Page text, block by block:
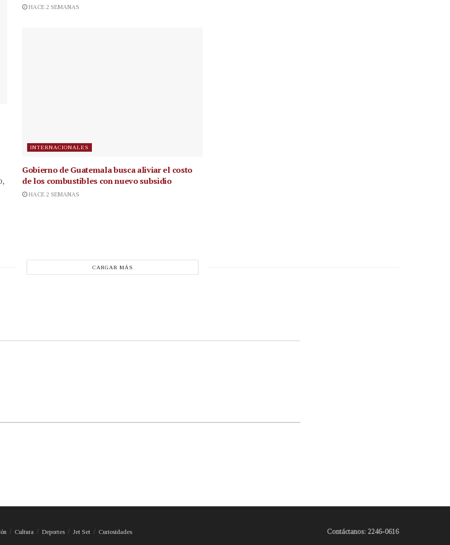
HACE 2 SEMANAS
INTERNACIONALES
Gobierno de Guatemala busca aliviar el costo
de los combustibles con nuevo subsidio
HACE 2 SEMANAS
CARGAR MÁS
Cultura Deportes Jet Set Curiosidades Contáctanos: 2246-0616